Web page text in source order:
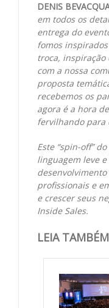
DENIS
em todos os
entrega do
fomos
troca,
com a nossa
proposta
recebemos os
agora é a hora
fervilhando para
Este “spin-off”
linguagem leve
profissionais e
e crescer seus
Inside Sales.
LEIA